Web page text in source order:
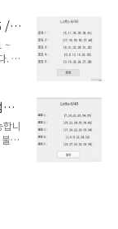
date : 2024-
/
~
. 티
.
][
또
니
가
압